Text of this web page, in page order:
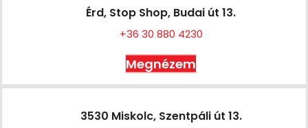
Érd, Stop Shop, Budai út 13.
+36 30 880 4230
Megnézem
3530 Miskolc, Szentpáli út 13.